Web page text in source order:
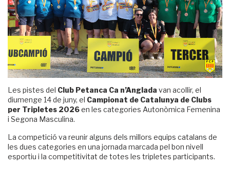
Les pistes del Club Petanca Ca n’Anglada van acollir, el
diumenge 14 de juny, el Campionat de Catalunya de Clubs
per Tripletes 2026en les categories Autonòmica Femenina
i Segona Masculina.
La competició va reunir alguns dels millors equips catalans de
les dues categories en una jornada marcada pel bon nivell
esportiu i la competitivitat de totes les tripletes participants.